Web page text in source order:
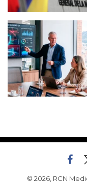
© 2026, RCN